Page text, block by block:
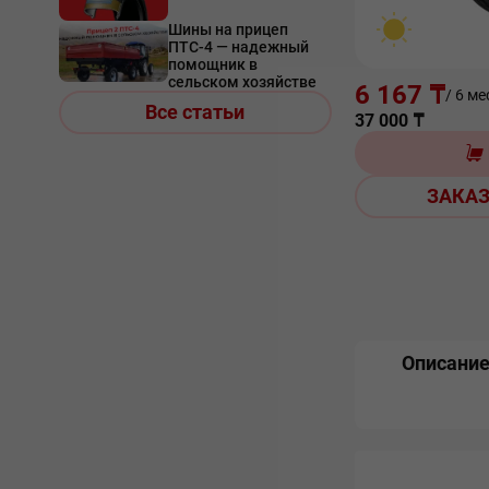
Шины на прицеп
ПТС-4 — надежный
помощник в
сельском хозяйстве
Все статьи
6 167 ₸/ 6
37 000 ₸
Описание